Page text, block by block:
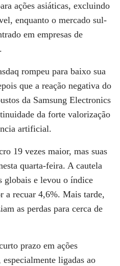
ações asiáticas, excluindo
enquanto o mercado sul-
em empresas de
rompeu para baixo sua
que a reação negativa do
da Samsung Electronics
da forte valorização
artificial.
19 vezes maior, mas suas
quarta-feira. A cautela
globais e levou o índice
a recuar 4,6%. Mais tarde,
as perdas para cerca de
prazo em ações
ligadas ao